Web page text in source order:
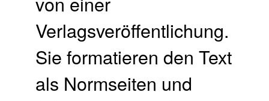
Verlagsveröffentlichung.
Sie formatieren den Text
als Normseiten und